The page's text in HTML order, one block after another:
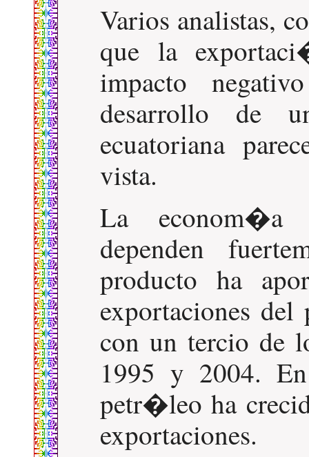
Varios analistas,
que la
impacto
desarrollo de
ecuatoriana
vista.
La econom�a
dependen
producto ha
exportaciones
con un tercio de
1995 y 2004.
petr�leo ha
exportaciones.